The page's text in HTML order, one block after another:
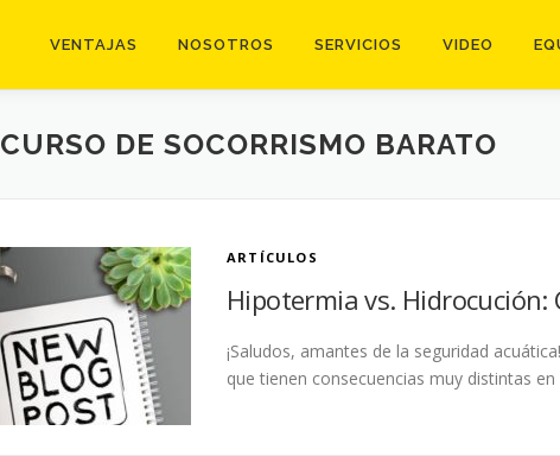
VENTAJAS NOSOTROS SERVICIOS VIDEO
CURSO DE SOCORRISMO BARATO
ARTÍCULOS
Hipotermia vs.
¡Saludos, amantes de la seguridad
que tienen consecuencias muy distintas